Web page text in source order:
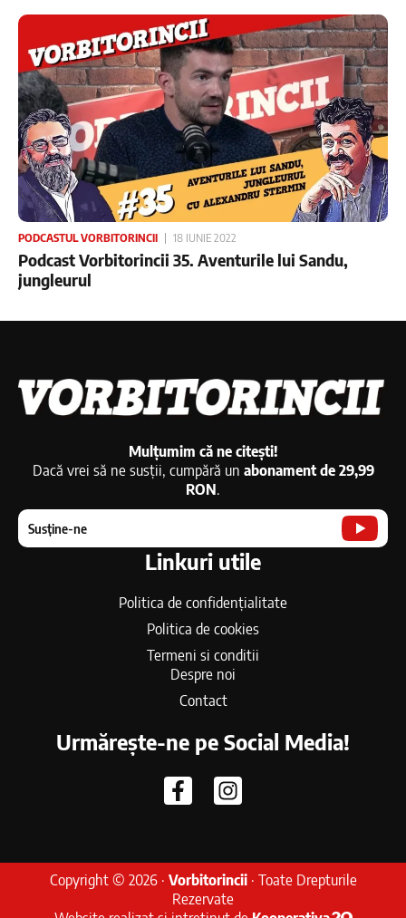
PODCASTUL VORBITORINCII 18 IUNIE 2022
Podcast Vorbitorincii 35. Aventurile lui Sandu,
jungleurul
Mulțumim că ne citești!
Dacă vrei să ne susții, cumpără un abonament de 29,99
RON.
Susține-ne
Linkuri utile
Politica de confidențialitate
Politica de cookies
Termeni si conditii
Despre noi
Contact
Urmărește-ne pe Social Media!
Copyright © 2026 · Vorbitorincii· Toate Drepturile
Rezervate